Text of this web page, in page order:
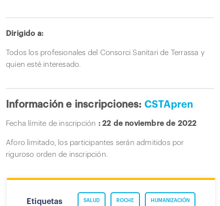
Dirigido a:
Todos los profesionales del Consorci Sanitari de Terrassa y
quien esté interesado.
Información e inscripciones: CSTApren
Fecha límite de inscripción : 22 de noviembre de 2022
Aforo limitado, los participantes serán admitidos por
riguroso orden de inscripción.
Etiquetas HUMANIZACIÓN
ROCHE
SALUD